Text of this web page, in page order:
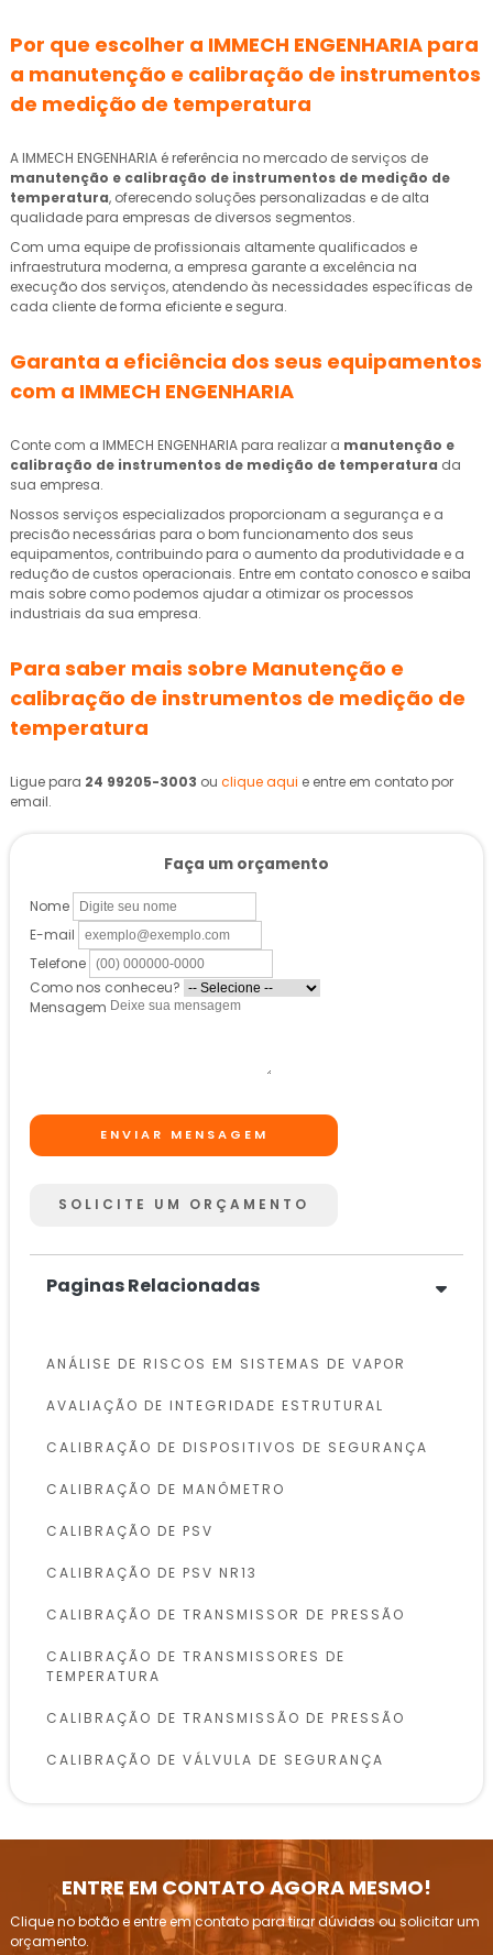
Por que escolher a IMMECH ENGENHARIA para
a manutenção e calibração de instrumentos
de medição de temperatura
A IMMECH ENGENHARIA é referência no mercado de serviços de
manutenção e calibração de instrumentos de medição de
temperatura, oferecendo soluções personalizadas e de alta
qualidade para empresas de diversos segmentos.
Com uma equipe de profissionais altamente qualificados e
infraestrutura moderna, a empresa garante a excelência na
execução dos serviços, atendendo às necessidades específicas de
cada cliente de forma eficiente e segura.
Garanta a eficiência dos seus equipamentos
com a IMMECH ENGENHARIA
Conte com a IMMECH ENGENHARIA para realizar a manutenção e
calibração de instrumentos de medição de temperatura da
sua empresa.
Nossos serviços especializados proporcionam a segurança e a
precisão necessárias para o bom funcionamento dos seus
equipamentos, contribuindo para o aumento da produtividade e a
redução de custos operacionais. Entre em contato conosco e saiba
mais sobre como podemos ajudar a otimizar os processos
industriais da sua empresa.
Para saber mais sobre Manutenção e
calibração de instrumentos de medição de
temperatura
Ligue para 24 99205-3003 ou clique aqui e entre em contato por
email.
Faça um orçamento
Nome
E-mail
Telefone
Como nos conheceu?
Mensagem
ENVIAR MENSAGEM
SOLICITE UM ORÇAMENTO
Paginas Relacionadas
ANÁLISE DE RISCOS EM SISTEMAS DE VAPOR
AVALIAÇÃO DE INTEGRIDADE ESTRUTURAL
CALIBRAÇÃO DE DISPOSITIVOS DE SEGURANÇA
CALIBRAÇÃO DE MANÔMETRO
CALIBRAÇÃO DE PSV
CALIBRAÇÃO DE PSV NR13
CALIBRAÇÃO DE TRANSMISSOR DE PRESSÃO
CALIBRAÇÃO DE TRANSMISSORES DE
TEMPERATURA
CALIBRAÇÃO DE TRANSMISSÃO DE PRESSÃO
CALIBRAÇÃO DE VÁLVULA DE SEGURANÇA
INSPEÇÃO DE VASOS DE PRESSÃO
INSPEÇÃO E CALIBRAÇÃO DE VÁLVULAS DE
ALÍVIO DE PRESSÃO
ENTRE EM CONTATO AGORA MESMO!
Clique no botão e entre em contato para tirar dúvidas ou solicitar um
orçamento.